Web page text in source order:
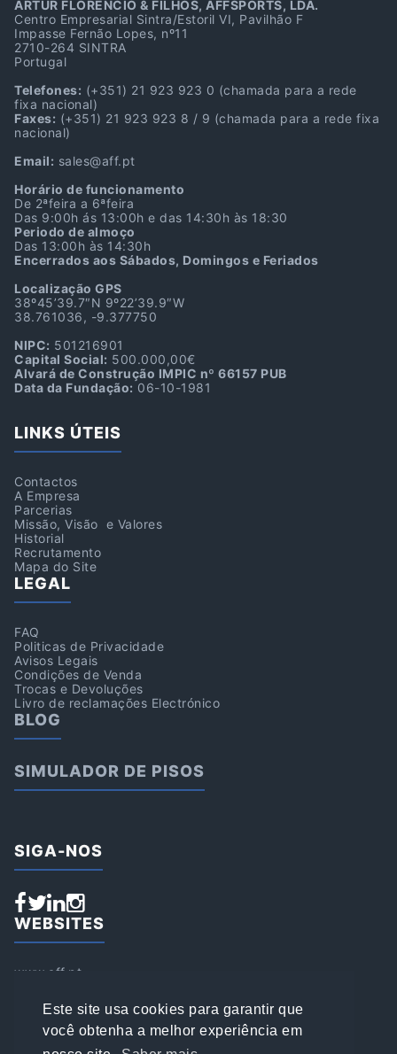
Este site usa cookies para garantir que
você obtenha a melhor experiência em
ARTUR FLORÊNCIO & FILHOS, AFFSPORTS, LDA.
Centro Empresarial Sintra/Estoril VI, Pavilhão F
Impasse Fernão Lopes, nº11
2710-264 SINTRA
Portugal
Telefones: (+351) 21 923 923 0 (chamada para a rede
fixa nacional)
Faxes: (+351) 21 923 923 8 / 9 (chamada para a rede fixa
nacional)
Email: sales@aff.pt
Horário de funcionamento
De 2ªfeira a 6ªfeira
Das 9:00h ás 13:00h e das 14:30h às 18:30
Periodo de almoço
Das 13:00h às 14:30h
Encerrados aos Sábados, Domingos e Feriados
Localização GPS
38º45’39.7″N 9º22’39.9″W
38.761036, -9.377750
NIPC: 501216901
Capital Social: 500.000,00€
Alvará de Construção IMPIC nº 66157 PUB
Data da Fundação: 06-10-1981
LINKS ÚTEIS
Contactos
A Empresa
Parcerias
Missão, Visão e Valores
Historial
Recrutamento
Mapa do Site
LEGAL
FAQ
Politicas de Privacidade
Avisos Legais
Condições de Venda
Trocas e Devoluções
Livro de reclamações Electrónico
BLOG
SIMULADOR DE PISOS
SIGA-NOS
WEBSITES
www.aff.pt
www.loja.affsports.pt
PESQUISAR